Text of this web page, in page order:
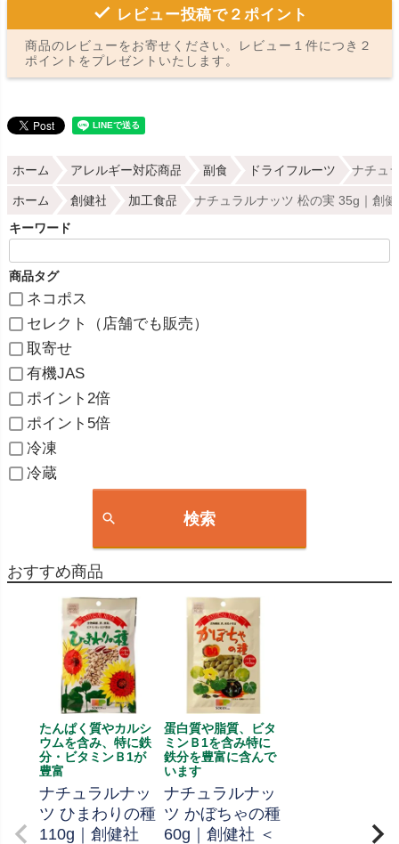
レビュー投稿で２ポイント
商品のレビューをお寄せください。レビュー１件につき２
ポイントをプレゼントいたします。
ホーム アレルギー対応商品 副食 ドライフルーツ ナチュ
ホーム 創健社 加工食品 ナチュラルナッツ 松の実 35g｜創
キーワード
商品タグ
ネコポス
セレクト（店舗でも販売）
取寄せ
有機JAS
ポイント2倍
ポイント5倍
冷凍
冷蔵
検索
おすすめ商品
たんぱく質やカルシ
ウムを含み、特に鉄
分・ビタミンＢ1が
豊富
ナチュラルナッ
ツ ひまわりの種
110g｜創健社
蛋白質や脂質、ビタ
ミンＢ1を含み特に
鉄分を豊富に含んで
います
ナチュラルナッ
ツ かぼちゃの種
60g｜創健社 ＜